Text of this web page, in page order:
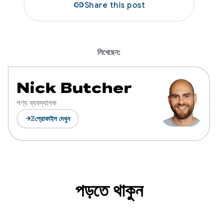
linkShare this post
লিখেছেন:
Nick Butcher
পণ্য ব্যবস্থাপক
read_moreপ্রোফাইল দেখুন
পড়তে থাকুন